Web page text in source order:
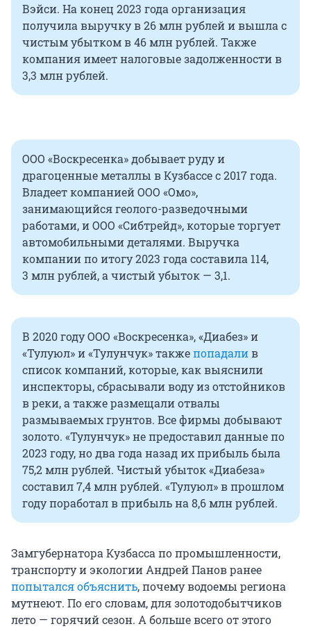
Вэйси. На конец 2023 года организация
получила выручку в 26 млн рублей и вышла с
чистым убытком в 46 млн рублей. Также
компания имеет налоговые задолженности в
3,3 млн рублей.
ООО «Воскресенка» добывает руду и
драгоценные металлы в Кузбассе с 2017 года.
Владеет компанией ООО «Омо»,
занимающийся геолого-разведочными
работами, и ООО «Сибтрейд», которые торгует
автомобильными деталями. Выручка
компании по итогу 2023 года составила 114,
3 млн рублей, а чистый убыток — 3,1.
В 2020 году ООО «Воскресенка», «Диабез» и
«Тулуюл» и «Тулунчук» такжепопадалив
список компаний, которые, как выяснили
инспекторы, сбрасывали воду из отстойников
в реки, а также размещали отвалы
размываемых грунтов. Все фирмы добывают
золото. «Тулунчук» не предоставил данные по
2023 году, но два года назад их прибыль была
75,2 млн рублей. Чистый убыток «Диабеза»
составил 7,4 млн рублей. «Тулуюл» в прошлом
году поработал в прибыль на 8,6 млн рублей.
Замгубернатора Кузбасса по промышленности,
транспорту и экологии Андрей Панов ранее
попытался объяснить, почему водоемы региона
мутнеют. По его словам, для золотодобытчиков
лето — горячий сезон. А больше всего от этого